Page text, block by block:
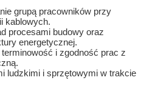
grupą pracowników przy
kablowych.
procesami budowy oraz
energetycznej.
i zgodność prac z
ludzkimi i sprzętowymi w trakcie